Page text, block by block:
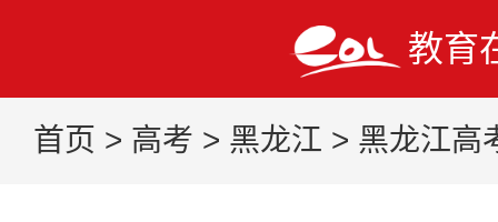
教育
首页 > 高考 > 黑龙江 > 黑龙江高